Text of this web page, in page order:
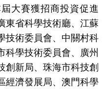
大賽獲招商投資促進
東省科學技術廳、江蘇
技術委員會、中關村科
科學技術委員會、廣州
創新局、珠海市科技創
經濟發展局、澳門科學